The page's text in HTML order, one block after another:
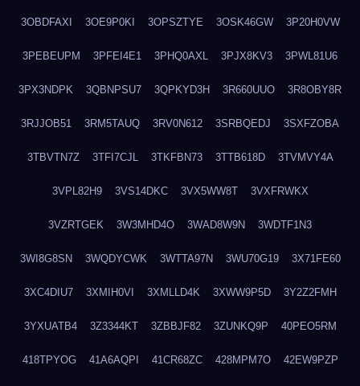
3OBDFAXI 3OE9P0KI 3OPSZTYE 3OSK46GW 3P20H0VW
3PEBEUPM 3PFEI4E1 3PHQ0AXL 3PJX8KV3 3PWL81U6
3PX3NDPK 3QBNPSU7 3QPKYD3H 3R660UUO 3R8OBY8R
3RJJOB51 3RM5TAUQ 3RV0N612 3SRBQEDJ 3SXFZOBA
3TBVTN7Z 3TFI7CJL 3TKFBN73 3TTB618D 3TVMVY4A
3VPL82H9 3VS14DKC 3VX5WW8T 3VXFRWKX
3VZRTGEK 3W3MHD4O 3WAD8W9N 3WDTF1N3
3WI8G8SN 3WQDYCWK 3WTTA97N 3WU70G19 3X71FE60
3XC4DIU7 3XMIH0VI 3XMLLD4K 3XWW9P5D 3Y2Z2FMH
3YXUATB4 3Z3344KT 3ZBBJF82 3ZUNKQ9P 40PEO5RM
418TPYOG 41A6AQPI 41CR68ZC 428MPM7O 42EW9PZP